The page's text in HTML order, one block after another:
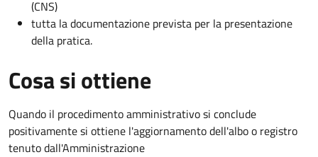
(CNS)
tutta la documentazione prevista per la presentazione
della pratica.
Cosa si ottiene
Quando il procedimento amministrativo si conclude
positivamente si ottiene l'aggiornamento dell'albo o registro
tenuto dall'Amministrazione